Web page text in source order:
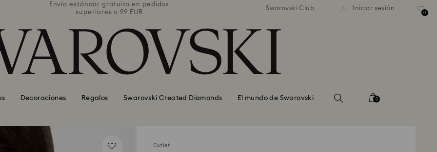
Envío estándar gratuito en pedidos
superiores a 99 EUR
Envío estándar gratuito en pedidos
superiores a 99 EUR
Envío estándar gratuito en
superiores a 99 EUR
Swarovski Club Iniciar sesión
0
Decoraciones Regalos Swarovski Created Diamonds El mundo de Swarovski 0
Outlet